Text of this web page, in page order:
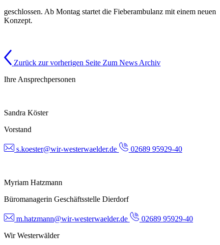
geschlossen. Ab Montag startet die Fieberambulanz mit einem neuen
Konzept.
Zurück zur vorherigen Seite Zum News Archiv
Ihre Ansprechpersonen
Sandra Köster
Vorstand
s.koester@wir-westerwaelder.de 02689 95929-40
Myriam Hatzmann
Büromanagerin Geschäftsstelle Dierdorf
m.hatzmann@wir-westerwaelder.de
02689 95929-40
Wir Westerwälder